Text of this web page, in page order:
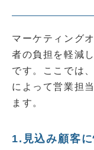
マーケティング
者の負担を軽減
です。ここでは
によって営業担
ます。
1.見込み顧客